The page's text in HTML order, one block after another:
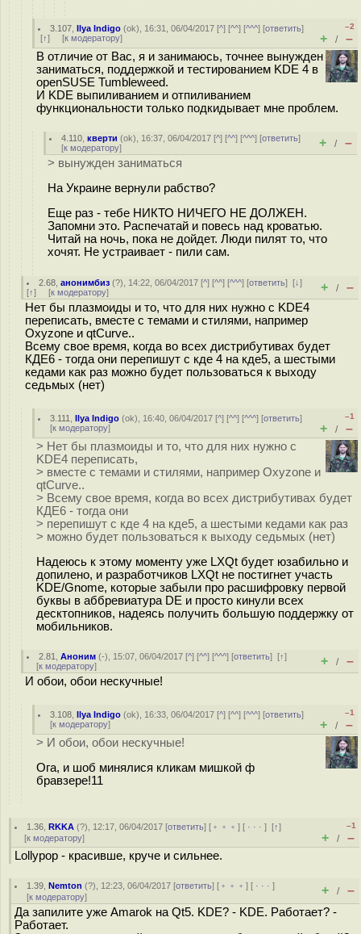
3.107 ,Ilya Indigo (ok), 16:31, 06/04/2017 [^] [^^] [^^^] [ответить]
[↑] [к модератору]
–2
+ / –
В отличие от Вас, я и занимаюсь, точнее вынужден
заниматься, поддержкой и тестированием KDE 4 в
openSUSE Tumbleweed.
И KDE выпиливанием и отпиливанием
функциональности только подкидывает мне проблем.
4.110 ,кверти (ok), 16:37, 06/04/2017 [^] [^^] [^^^] [ответить]
[к модератору] + / –
> вынужден заниматься
На Украине вернули рабство?
Еще раз - тебе НИКТО НИЧЕГО НЕ ДОЛЖЕН.
Запомни это. Распечатай и повесь над кроватью.
Читай на ночь, пока не дойдет. Люди пилят то, что
хочят. Не устраивает - пили сам.
2.68 ,анонимбиз (?), 14:22, 06/04/2017 [^] [^^] [^^^] [ответить][↓]
[↑] [к модератору] + / –
Нет бы плазмоиды и то, что для них нужно с KDE4
переписать, вместе с темами и стилями, например
Oxyzone и qtCurve..
Всему свое время, когда во всех дистрибутивах будет
КДЕ6 - тогда они перепишут с кде 4 на кде5, а шестыми
кедами как раз можно будет пользоваться к выходу
седьмых (нет)
3.111 ,Ilya Indigo (ok), 16:40, 06/04/2017 [^] [^^] [^^^] [ответить]
[к модератору]
–1
+ / –
> Нет бы плазмоиды и то, что для них нужно с
KDE4 переписать,
> вместе с темами и стилями, например Oxyzone и
qtCurve..
> Всему свое время, когда во всех дистрибутивах будет
КДЕ6 - тогда они
> перепишут с кде 4 на кде5, а шестыми кедами как раз
> можно будет пользоваться к выходу седьмых (нет)
Надеюсь к этому моменту уже LXQt будет юзабильно и
допилено, и разработчиков LXQt не постигнет участь
KDE/Gnome, которые забыли про расшифровку первой
буквы в аббревиатура DE и просто кинули всех
десктопников, надеясь получить большую поддержку от
мобильников.
2.81 ,Аноним (-), 15:07, 06/04/2017 [^] [^^] [^^^] [ответить][↑]
[к модератору] + / –
И обои, обои нескучные!
3.108 ,Ilya Indigo (ok), 16:33, 06/04/2017 [^] [^^] [^^^] [ответить]
[к модератору]
–1
+ / –
> И обои, обои нескучные!
Ога, и шоб минялися кликам мишкой ф
бравзере!11
1.36 ,RKKA (?), 12:17, 06/04/2017 [ответить] [ ﹢﹢﹢] [ · · ·][↑]
[к модератору]
–1
+ / –
Lollypop - красивше, круче и сильнее.
1.39 ,Nemton (?), 12:23, 06/04/2017 [ответить] [ ﹢﹢﹢] [ · · ·]
[к модератору] + / –
Да запилите уже Amarok на Qt5. KDE? - KDE. Работает? -
Работает.